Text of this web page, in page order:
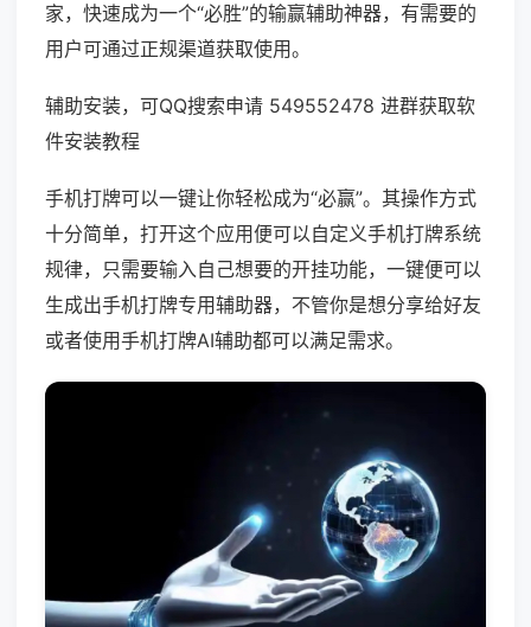
家，快速成为一个“必胜”的输赢辅助神器，有需要的
用户可通过正规渠道获取使用。
辅助安装，可QQ搜索申请 549552478 进群获取软
件安装教程
手机打牌可以一键让你轻松成为“必赢”。其操作方式
十分简单，打开这个应用便可以自定义手机打牌系统
规律，只需要输入自己想要的开挂功能，一键便可以
生成出手机打牌专用辅助器，不管你是想分享给好友
或者使用手机打牌AI辅助都可以满足需求。